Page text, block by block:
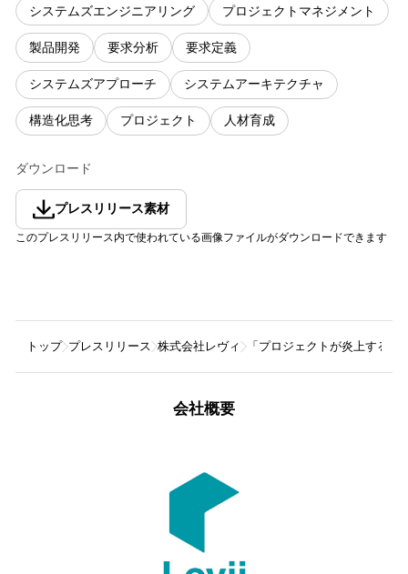
システムズエンジニアリング プロジェクトマネジメント
製品開発 要求分析 要求定義
システムズアプローチ システムアーキテクチャ
構造化思考 プロジェクト 人材育成
ダウンロード
プレスリリース素材
このプレスリリース内で使われている画像ファイルがダウンロードできます
トップ プレスリリース 株式会社レヴィ 「プロジェクトが炎上する
会社概要